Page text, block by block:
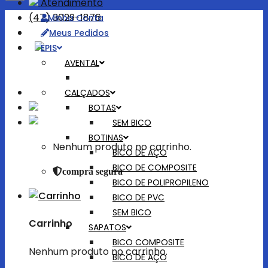
(47) 3029-1876
Bem-vindo!
Nenhum produto no carrinho.
compra segura
Carrinho
Nenhum produto no carrinho.
Minha Conta
Meus Pedidos
EPIS
AVENTAL
CALÇADOS
BOTAS
SEM BICO
BOTINAS
BICO DE AÇO
BICO DE COMPOSITE
BICO DE POLIPROPILENO
BICO DE PVC
SEM BICO
SAPATOS
BICO COMPOSITE
BICO DE AÇO